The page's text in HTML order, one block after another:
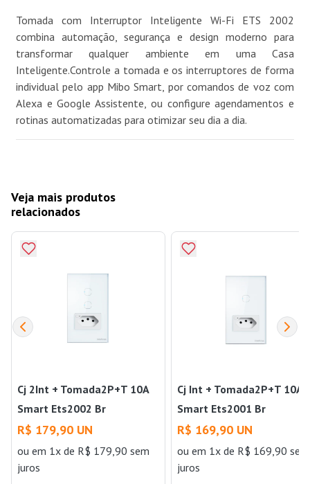
Tomada com Interruptor Inteligente Wi-Fi ETS 2002
combina automação, segurança e design moderno para
transformar qualquer ambiente em uma Casa
Inteligente.Controle a tomada e os interruptores de forma
individual pelo app Mibo Smart, por comandos de voz com
Alexa e Google Assistente, ou configure agendamentos e
rotinas automatizadas para otimizar seu dia a dia.
Veja mais produtos
relacionados
Cj 2Int + Tomada2P+T 10A
Smart Ets2002 Br
R$ 179,90 UN
ou em 1x de R$ 179,90 sem
juros
Cj Int + Tomada2P+T 10A
Smart Ets2001 Br
R$ 169,90 UN
ouem 1x de R$ 169,90 sem
juros